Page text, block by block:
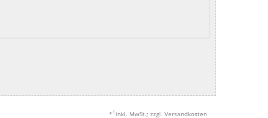
* 1 inkl. MwSt.; zzgl. Versandkosten